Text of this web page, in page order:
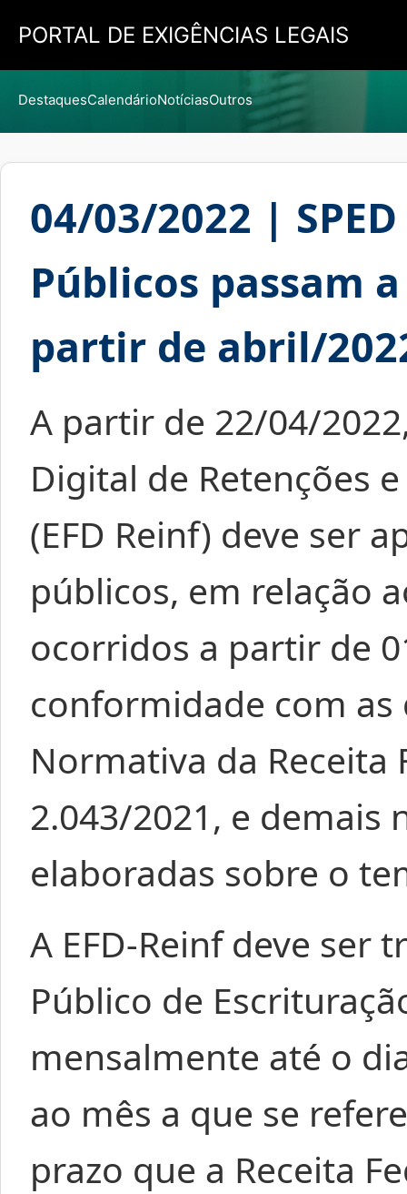
PORTAL DE EXIGÊNCIAS LEGAIS
DestaquesCalendárioNotíciasOutros
04/03/2022 |
Públicos passam
partir de abril/
A partir de 22/04/
Digital de Retenções
(EFD Reinf) deve ser
públicos, em relação
ocorridos a partir de
conformidade com
Normativa da Receita
2.043/2021, e demais
elaboradas sobre o
A EFD-Reinf deve ser
Público de
mensalmente até o
ao mês a que se
prazo que a Receita